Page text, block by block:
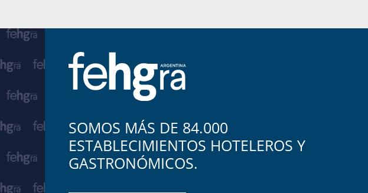
SOMOS MÁS DE 84.000
ESTABLECIMIENTOS HOTELEROS Y
GASTRONÓMICOS.